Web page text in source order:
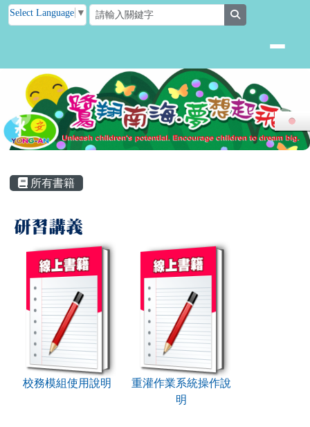
跳至主內容區
臺南市後壁區永安國小
Select Language ▼
所有書籍
All Books
研習講義
book:校務模組使用說明
校務模組使用說明
book:重灌作業系統操作
重灌作業系統操作說
明